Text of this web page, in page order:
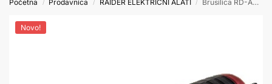
Početna / Prodavnica / RAIDER ELEKTRIČNI ALATI / Brusilica RD-AG60 750W 020153***
Novo!